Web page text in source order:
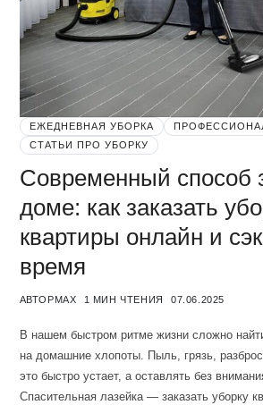
ЕЖЕДНЕВНАЯ УБОРКА
СТАТЬИ ПРО УБОРКУ
Современный способ
доме: как заказать
квартиры онлайн и
время
АВТОРMAX 1 МИН ЧТЕНИЯ 07.06.2025
В нашем быстром ритме жизни сложно
на домашние хлопоты. Пыль, грязь,
это быстро устает, а оставлять без
Спасительная лазейка — заказать уборку